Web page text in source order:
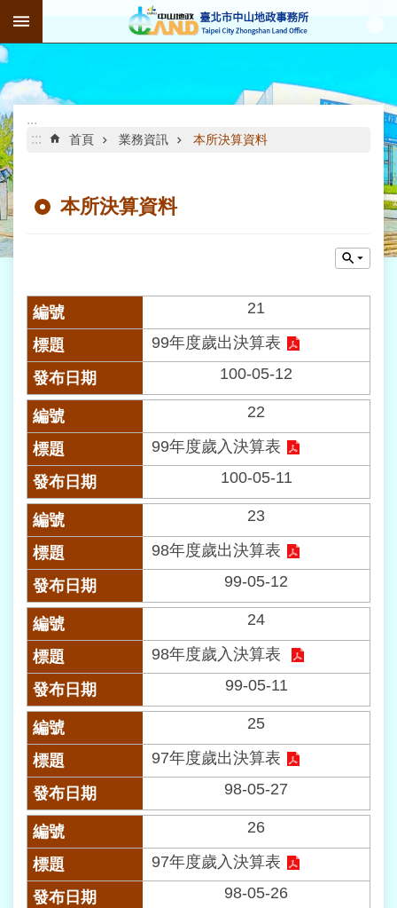
跳到主要內容區塊
階
搜
尋
公
機
關
介
紹
業
務
資
訊
線
上
查
詢
網
路
申
辦
相
關
連
結
民
意
交
流
:::
:::
首頁 業務資訊 本所決算資料
本所決算資料
21
99年度歲出決算表
100-05-12
22
99年度歲入決算表
100-05-11
23
98年度歲出決算表
99-05-12
24
98年度歲入決算表
99-05-11
25
97年度歲出決算表
98-05-27
26
97年度歲入決算表
98-05-26